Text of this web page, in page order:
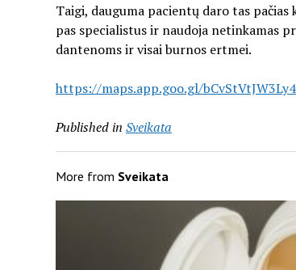
Taigi, dauguma pacientų daro tas
pas specialistus ir naudoja netinkamas
dantenoms ir visai burnos ertmei.
https://maps.app.goo.gl/
Published in Sveikata
More from Sveikata